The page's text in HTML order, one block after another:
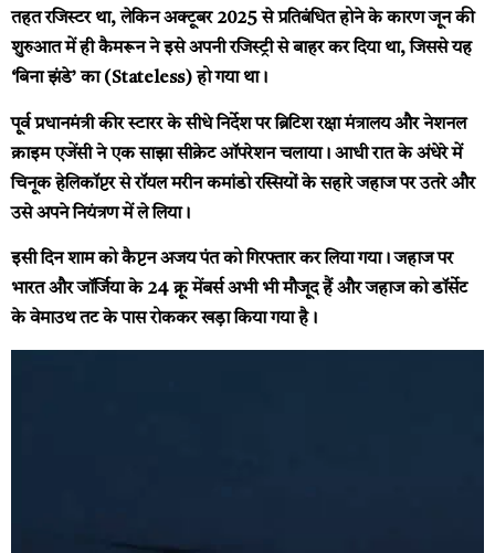
तहत रजिस्टर था, लेकिन अक्टूबर 2025 से प्रतिबंधित होने के कारण जून की
शुरुआत में ही कैमरून ने इसे अपनी रजिस्ट्री से बाहर कर दिया था, जिससे यह
‘बिना झंडे’ का (Stateless) हो गया था।
पूर्व प्रधानमंत्री कीर स्टारर के सीधे निर्देश पर ब्रिटिश रक्षा मंत्रालय और नेशनल
क्राइम एजेंसी ने एक साझा सीक्रेट ऑपरेशन चलाया। आधी रात के अंधेरे में
चिनूक हेलिकॉप्टर से रॉयल मरीन कमांडो रस्सियों के सहारे जहाज पर उतरे और
उसे अपने नियंत्रण में ले लिया।
इसी दिन शाम को कैप्टन अजय पंत को गिरफ्तार कर लिया गया। जहाज पर
भारत और जॉर्जिया के 24 क्रू मेंबर्स अभी भी मौजूद हैं और जहाज को डॉर्सेट
के वेमाउथ तट के पास रोककर खड़ा किया गया है।